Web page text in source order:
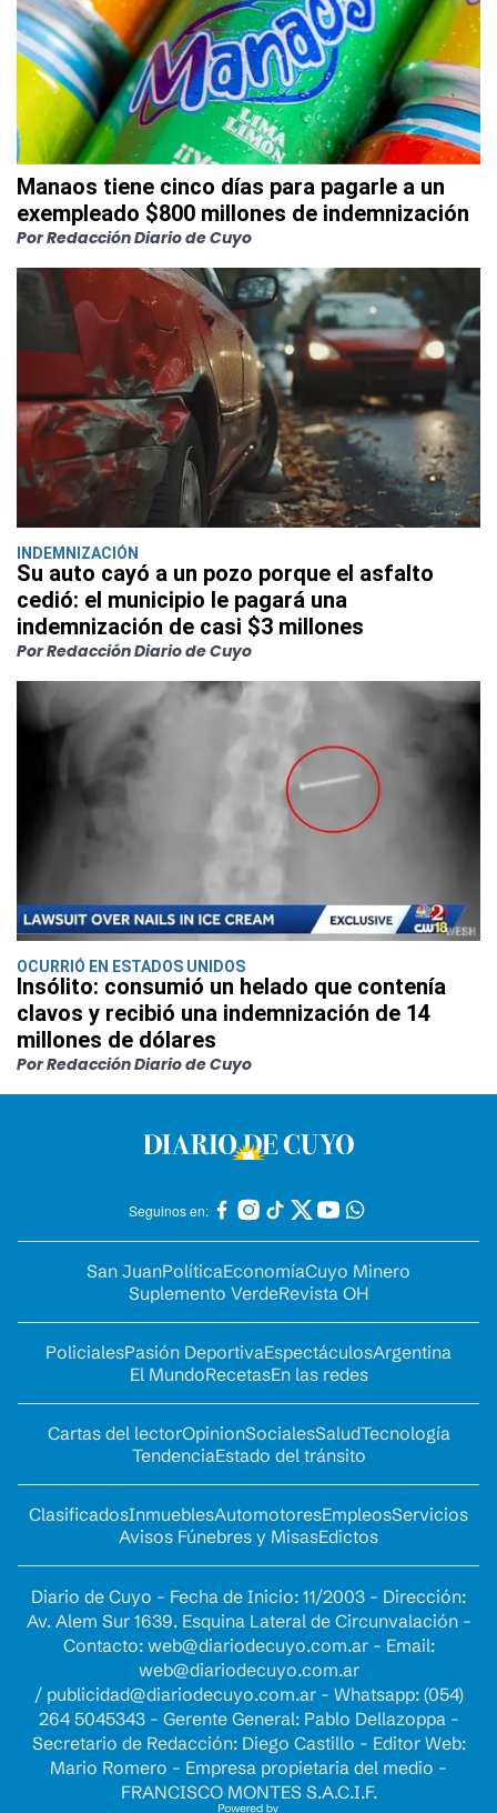
Manaos tiene cinco días para pagarle a un
exempleado $800 millones de indemnización
Por Redacción Diario de Cuyo
INDEMNIZACIÓN
Su auto cayó a un pozo porque el asfalto
cedió: el municipio le pagará una
indemnización de casi $3 millones
Por Redacción Diario de Cuyo
OCURRIÓ EN ESTADOS UNIDOS
Insólito: consumió un helado que contenía
clavos y recibió una indemnización de 14
millones de dólares
Por Redacción Diario de Cuyo
Seguinos en:
San JuanPolíticaEconomíaCuyo Minero
Suplemento VerdeRevista OH
PolicialesPasión DeportivaEspectáculosArgentina
El MundoRecetasEn las redes
Cartas del lectorOpinionSocialesSaludTecnología
TendenciaEstado del tránsito
ClasificadosInmueblesAutomotoresEmpleosServicios
Avisos Fúnebres y MisasEdictos
Diario de Cuyo - Fecha de Inicio: 11/2003 - Dirección:
Av. Alem Sur 1639. Esquina Lateral de Circunvalación -
Contacto: web@diariodecuyo.com.ar- Email:
web@diariodecuyo.com.ar
/ publicidad@diariodecuyo.com.ar- Whatsapp: (054)
264 5045343 - Gerente General: Pablo Dellazoppa -
Secretario de Redacción: Diego Castillo - Editor Web:
Mario Romero - Empresa propietaria del medio -
FRANCISCO MONTES S.A.C.I.F.